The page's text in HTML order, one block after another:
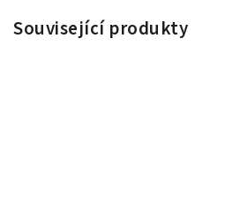
Související produkty